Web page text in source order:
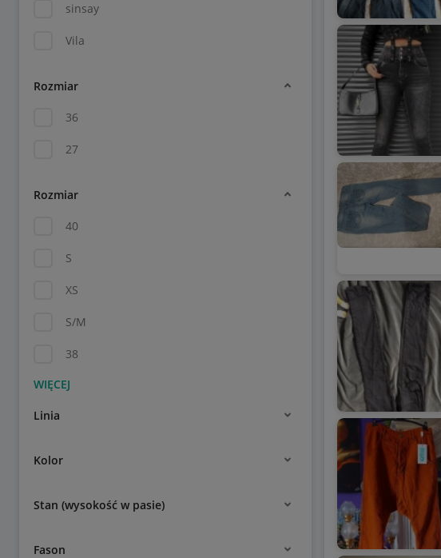
sinsay
Vila
Rozmiar
36
27
Rozmiar
40
S
XS
S/M
38
Linia
Kolor
Stan (wysokość w pasie)
Fason